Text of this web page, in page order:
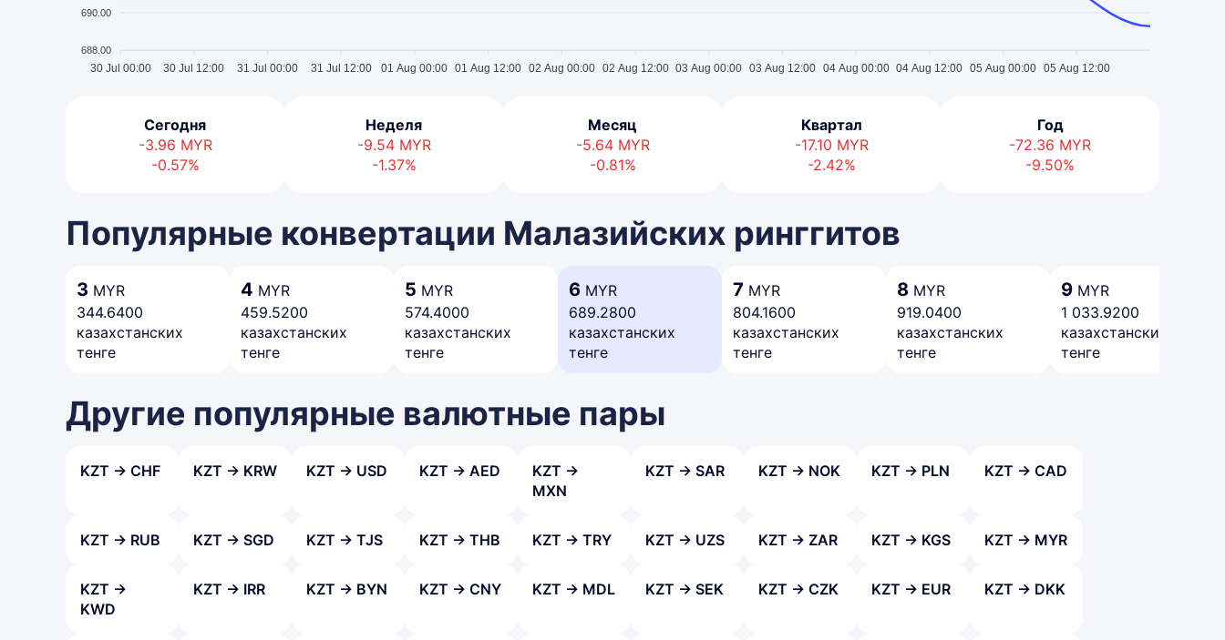
690.00
688.00
30 Jul 00:00 30 Jul 12:00 31 Jul 00:00 31 Jul 12:00 01 Aug 00:00 01 Aug 12:00 02 Aug 00:00 02 Aug 12:00 03 Aug 00:00 03 Aug 12:00 04 Aug 00:00 04 Aug 12:00 05 Aug 00:00 05 Aug 12:00
Сегодня
-3.96 MYR
-0.57%
Неделя
-9.54 MYR
-1.37%
Месяц
-5.64 MYR
-0.81%
Квартал
-17.10 MYR
-2.42%
Год
-72.36 MYR
-9.50%
Популярные конвертации Малазийских ринггитов
3 MYR
344.6400
казахстанских
тенге
4 MYR
459.5200
казахстанских
тенге
5 MYR
574.4000
казахстанских
тенге
6 MYR
689.2800
казахстанских
тенге
7 MYR
804.1600
казахстанских
тенге
8 MYR
919.0400
казахстанских
тенге
9 MYR
1 033.9200
казахстанских
тенге
Другие популярные валютные пары
KZT → CHF KZT → KRW KZT → USD KZT → AED
KZT →
MXN
KZT → SAR KZT → NOK KZT → PLN KZT → CAD
KZT → RUB KZT → SGD KZT → TJS KZT → THB KZT → TRY KZT → UZS KZT → ZAR KZT → KGS KZT → MYR
KZT →
KWD
KZT → IRR KZT → BYN KZT → CNY KZT → MDL KZT → SEK KZT → CZK KZT → EUR KZT → DKK